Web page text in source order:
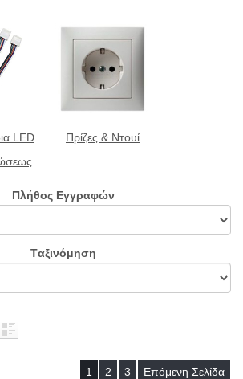
LED
Πρίζες & Ντουί
Πλήθος Εγγραφών
Tαξινόμηση
1 2 3 Επόμενη Σελίδα